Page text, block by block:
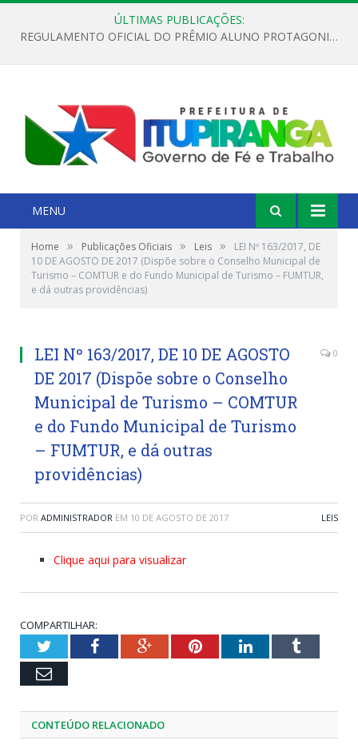
ÚLTIMAS PUBLICAÇÕES:
REGULAMENTO OFICIAL DO PRÊMIO ALUNO PROTAGONISTA – EDIÇÃO 2026
MENU
Home » Publicações Oficiais » Leis »
LEI Nº 163/2017, DE
10 DE AGOSTO DE 2017 (Dispõe sobre o Conselho Municipal de
Turismo – COMTUR e do Fundo Municipal de Turismo – FUMTUR,
e dá outras providências)
LEI Nº 163/2017, DE 10 DE AGOSTO
DE 2017 (Dispõe sobre o Conselho
Municipal de Turismo – COMTUR
e do Fundo Municipal de Turismo
– FUMTUR, e dá outras
providências)
0
POR ADMINISTRADOR EM 10 DE AGOSTO DE 2017 LEIS
Clique aqui para visualizar
COMPARTILHAR:
TwitterFacebookGoogle+PinterestLinkedInTumblr
Email
CONTEÚDO RELACIONADO